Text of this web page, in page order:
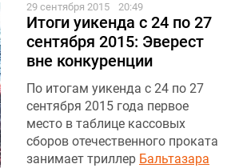
29 сентября 2015 20:49
Итоги уикенда с 24 по 27
сентября 2015: Эверест
вне конкуренции
По итогам уикенда с 24 по 27
сентября 2015 года первое
место в таблице кассовых
сборов отечественного проката
занимает триллер Бальтазара